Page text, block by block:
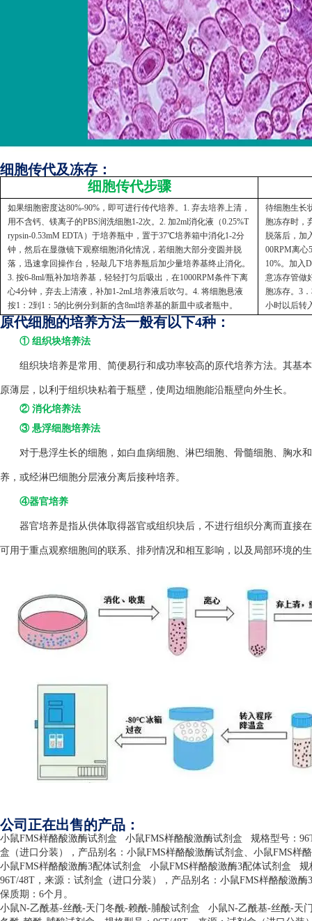
细胞传代及冻存：
细胞传代步骤
如果细胞密度达80%-90%，即可进行传代培养。1. 弃去培养上清，
用不含钙、镁离子的PBS润洗细胞1-2次。2. 加2ml消化液（0.25%T
rypsin-0.53mM EDTA）于培养瓶中，置于37℃培养箱中消化1-2分
钟，然后在显微镜下观察细胞消化情况，若细胞大部分变圆并脱
落，迅速拿回操作台，轻敲几下培养瓶后加少量培养基终止消化。
3. 按6-8ml/瓶补加培养基，轻轻打匀后吸出，在1000RPM条件下离
心4分钟，弃去上清液，补加1-2mL培养液后吹匀。4. 将细胞悬液
按1：2到1：5的比例分到新的含8ml培养基的新皿中或者瓶中。
待细胞生长
胞冻存时，
脱落后，加
00RPM离心
10%。加入
意冻存管做
胞冻存。3
小时以后转
原代细胞的培养方法一般有以下4种：
① 组织块培养法
组织块培养是常用、简便易行和成功率较高的原代培养方法。其基
原薄层，以利于组织块粘着于瓶壁，使周边细胞能沿瓶壁向外生长。
② 消化培养法
③ 悬浮细胞培养法
对于悬浮生长的细胞，如白血病细胞、淋巴细胞、骨髓细胞、胸水
养，或经淋巴细胞分层液分离后接种培养。
④器官培养
器官培养是指从供体取得器官或组织块后，不进行组织分离而直接
可用于重点观察细胞间的联系、排列情况和相互影响，以及局部环境的
公司正在出售的产品：
小鼠FMS样酪酸激酶试剂盒 小鼠FMS样酪酸激酶试剂盒 规格型号：
盒（进口分装），产品别名：小鼠FMS样酪酸激酶试剂盒、小鼠FMS样
小鼠FMS样酪酸激酶3配体试剂盒 小鼠FMS样酪酸激酶3配体试剂盒
规
96T/48T ，来源：试剂盒（进口分装），产品别名：小鼠FMS样酪酸激酶3
保质期： 6个月。
小鼠N-乙酰基-丝酰-天门冬酰-赖酰-脯酸试剂盒 小鼠N-乙酰基-丝酰-天